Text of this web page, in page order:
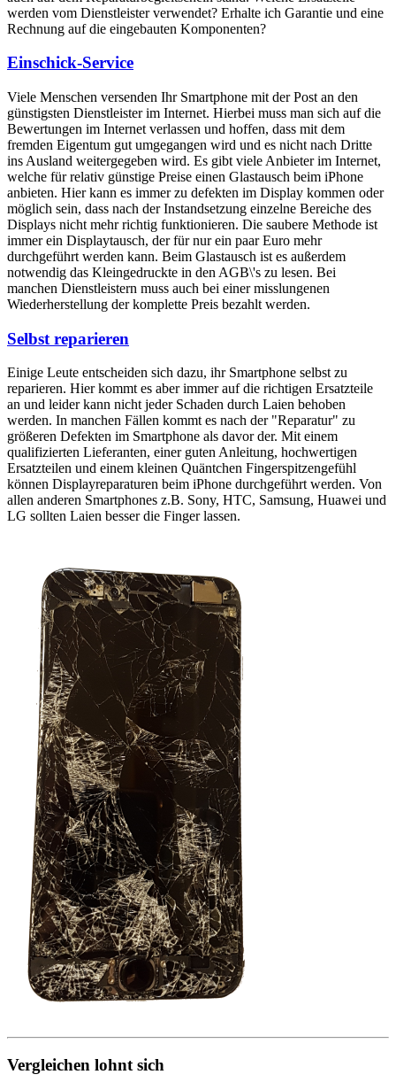
werden vom Dienstleister verwendet? Erhalte ich Garantie und eine
Rechnung auf die eingebauten Komponenten?
Einschick-Service
Viele Menschen versenden Ihr Smartphone mit der Post an den
günstigsten Dienstleister im Internet. Hierbei muss man sich auf die
Bewertungen im Internet verlassen und hoffen, dass mit dem
fremden Eigentum gut umgegangen wird und es nicht nach Dritte
ins Ausland weitergegeben wird. Es gibt viele Anbieter im Internet,
welche für relativ günstige Preise einen Glastausch beim iPhone
anbieten. Hier kann es immer zu defekten im Display kommen oder
möglich sein, dass nach der Instandsetzung einzelne Bereiche des
Displays nicht mehr richtig funktionieren. Die saubere Methode ist
immer ein Displaytausch, der für nur ein paar Euro mehr
durchgeführt werden kann. Beim Glastausch ist es außerdem
notwendig das Kleingedruckte in den AGB\'s zu lesen. Bei
manchen Dienstleistern muss auch bei einer misslungenen
Wiederherstellung der komplette Preis bezahlt werden.
Selbst reparieren
Einige Leute entscheiden sich dazu, ihr Smartphone selbst zu
reparieren. Hier kommt es aber immer auf die richtigen Ersatzteile
an und leider kann nicht jeder Schaden durch Laien behoben
werden. In manchen Fällen kommt es nach der "Reparatur" zu
größeren Defekten im Smartphone als davor der. Mit einem
qualifizierten Lieferanten, einer guten Anleitung, hochwertigen
Ersatzteilen und einem kleinen Quäntchen Fingerspitzengefühl
können Displayreparaturen beim iPhone durchgeführt werden. Von
allen anderen Smartphones z.B. Sony, HTC, Samsung, Huawei und
LG sollten Laien besser die Finger lassen.
Vergleichen lohnt sich